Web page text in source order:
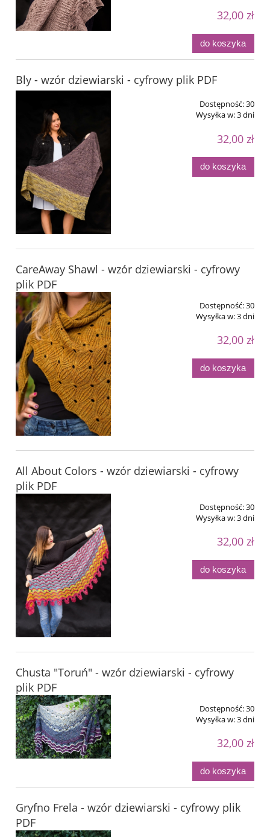
32,00 zł
do koszyka
Bly - wzór dziewiarski - cyfrowy plik PDF
Dostępność:30
Wysyłka w:3 dni
32,00 zł
do koszyka
CareAway Shawl - wzór dziewiarski - cyfrowy
plik PDF
Dostępność:30
Wysyłka w:3 dni
32,00 zł
do koszyka
All About Colors - wzór dziewiarski - cyfrowy
plik PDF
Dostępność:30
Wysyłka w:3 dni
32,00 zł
do koszyka
Chusta "Toruń" - wzór dziewiarski - cyfrowy
plik PDF
Dostępność:30
Wysyłka w:3 dni
32,00 zł
do koszyka
Gryfno Frela - wzór dziewiarski - cyfrowy plik
PDF